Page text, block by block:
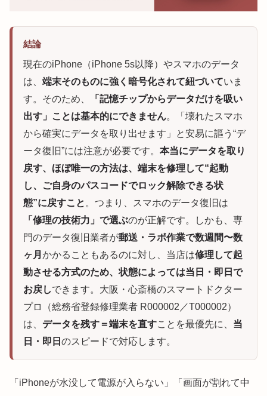
結論
現在のiPhone（iPhone 5s以降）やスマホのデータ
は、 端末そのものに強く暗号化されて紐づいていま
す。そのため、
「記憶チップからデータだけを吸い
出す」ことは基本的にできません。「壊れたスマホ
から確実にデータを取り出せます」と安易に謳う“デ
ータ復旧”には注意が必要です。 本当にデータを取り
戻す、ほぼ唯一の方法は、端末を修理して“起動
し、ご自身のパスコードでロック解除できる状
態”に戻すこと 。つまり、スマホのデータ復旧は
「修理の技術力」で選ぶのが正解です。しかも、専
門のデータ復旧業者が郵送・ラボ作業で数週間〜数
ヶ月 かかることもあるのに対し、当店は修理して起
動させる方式のため、状態によっては当日・即日で
お戻しできます。大阪・心斎橋のスマートドクター
プロ（総務省登録修理業者 R000002／T000002）
は、 データを残す＝端末を直すことを最優先に、 当
日・即日 のスピードで対応します。
「iPhoneが水没して電源が入らない」「画面が割れて中